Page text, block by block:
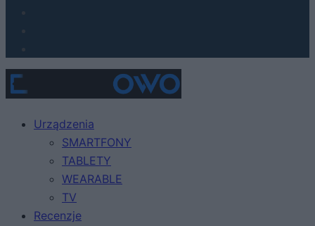
Urządzenia
SMARTFONY
TABLETY
WEARABLE
TV
Recenzje